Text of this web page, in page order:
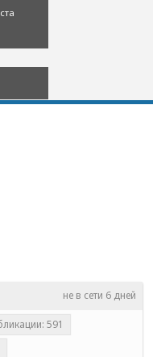
не в сети 6 дней
591